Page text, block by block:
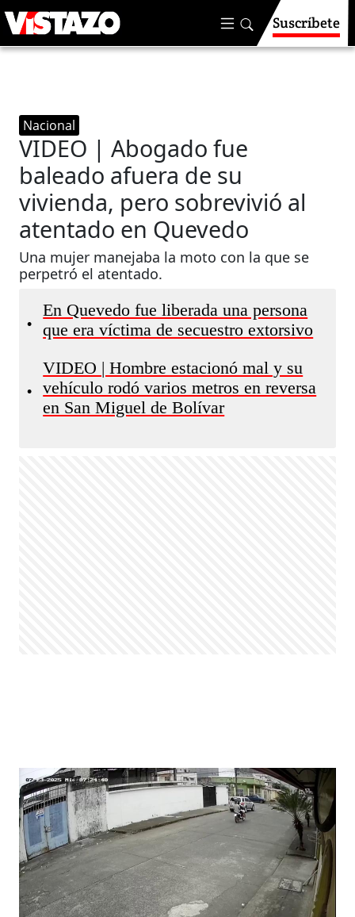
Suscríbete
Nacional
VIDEO | Abogado fue
baleado afuera de su
vivienda, pero sobrevivió al
atentado en Quevedo
Una mujer manejaba la moto con la que se
perpetró el atentado.
•
En Quevedo fue liberada una persona
que era víctima de secuestro extorsivo
•
VIDEO | Hombre estacionó mal y su
vehículo rodó varios metros en reversa
en San Miguel de Bolívar